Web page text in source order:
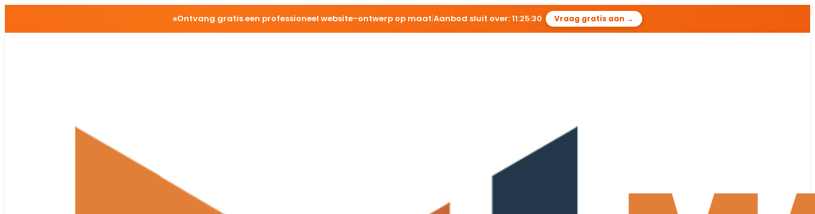
Ontvang gratis een professioneel website-ontwerp op maat|Aanbod sluit over:11:25:29 Vraag gratis aan →